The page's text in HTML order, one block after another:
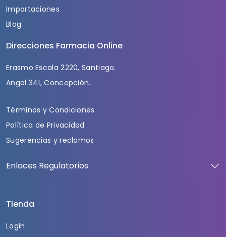
Importaciones
Blog
Direcciones Farmacia Online
Erasmo Escala 2220, Santiago.
Angol 341, Concepción.
Términos y Condiciones
Política de Privacidad
Sugerencias y reclamos
Enlaces Regulatorios
Tienda
Login